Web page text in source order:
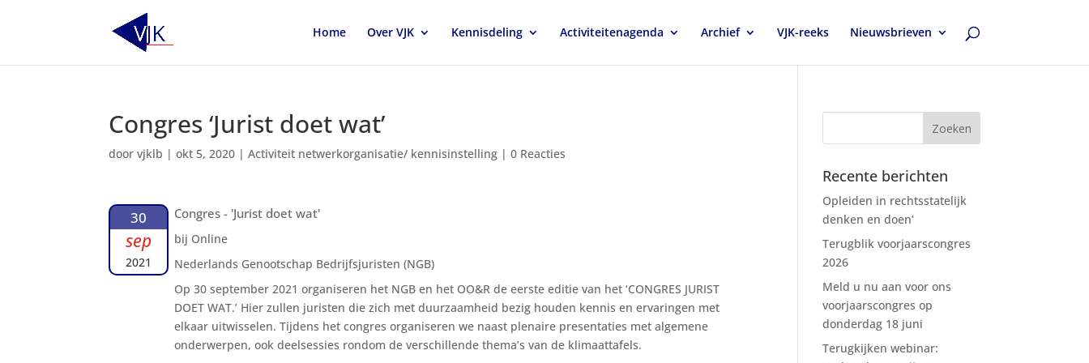
Home Over VJK Kennisdeling Activiteitenagenda Archief VJK-reeks Nieuwsbrieven
Congres ‘Jurist doet wat’
doorvjklb |okt 5, 2020 |Activiteit netwerkorganisatie/ kennisinstelling |0 Reacties
30
sep
2021
Congres - 'Jurist doet wat'
bij Online
Nederlands Genootschap Bedrijfsjuristen (NGB)
Op 30 september 2021 organiseren het NGB en het OO&R de eerste editie van het ‘CONGRES JURIST
DOET WAT.’ Hier zullen juristen die zich met duurzaamheid bezig houden kennis en ervaringen met
elkaar uitwisselen. Tijdens het congres organiseren we naast plenaire presentaties met algemene
onderwerpen, ook deelsessies rondom de verschillende thema’s van de klimaattafels.
Recente berichten
Opleiden in rechtsstatelijk
denken en doen’
Terugblik voorjaarscongres
2026
Meld u nu aan voor ons
voorjaarscongres op
donderdag 18 juni
Terugkijken webinar: